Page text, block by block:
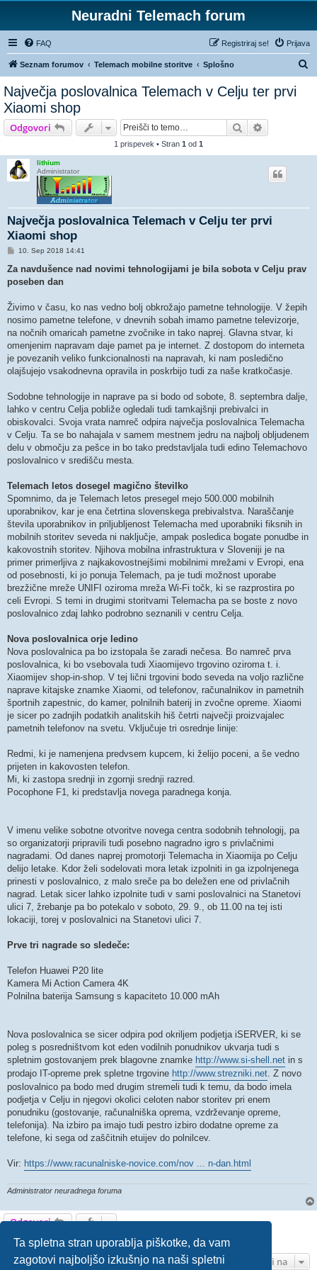
Ta spletna stran uporablja piškotke, da vam
zagotovi najboljšo izkušnjo na naši spletni
Neuradni Telemach forum
FAQ Prijava
Registriraj se!
Seznam forumov Telemach mobilne storitve Splošno
Največja poslovalnica Telemach v Celju ter prvi
Xiaomi shop
Odgovori Iskanje
1 prispevek • Stran 1 od 1
lithium
Administrator
Največja poslovalnica Telemach v Celju ter prvi
Xiaomi shop
O
g
v
10. Sep 2018 14:41
Za navdušence nad novimi tehnologijami je bila sobota v Celju prav
poseben dan
Živimo v času, ko nas vedno bolj obkrožajo pametne tehnologije. V žepih
nosimo pametne telefone, v dnevnih sobah imamo pametne televizorje,
na nočnih omaricah pametne zvočnike in tako naprej. Glavna stvar, ki
omenjenim napravam daje pamet pa je internet. Z dostopom do interneta
je povezanih veliko funkcionalnosti na napravah, ki nam posledično
olajšujejo vsakodnevna opravila in poskrbijo tudi za naše kratkočasje.
Sodobne tehnologije in naprave pa si bodo od sobote, 8. septembra dalje,
lahko v centru Celja pobliže ogledali tudi tamkajšnji prebivalci in
obiskovalci. Svoja vrata namreč odpira največja poslovalnica Telemacha
v Celju. Ta se bo nahajala v samem mestnem jedru na najbolj obljudenem
delu v območju za pešce in bo tako predstavljala tudi edino Telemachovo
poslovalnico v središču mesta.
Telemach letos dosegel magično številko
Spomnimo, da je Telemach letos presegel mejo 500.000 mobilnih
uporabnikov, kar je ena četrtina slovenskega prebivalstva. Naraščanje
števila uporabnikov in priljubljenost Telemacha med uporabniki fiksnih in
mobilnih storitev seveda ni naključje, ampak posledica bogate ponudbe in
kakovostnih storitev. Njihova mobilna infrastruktura v Sloveniji je na
primer primerljiva z najkakovostnejšimi mobilnimi mrežami v Evropi, ena
od posebnosti, ki jo ponuja Telemach, pa je tudi možnost uporabe
brezžične mreže UNIFI oziroma mreža Wi-Fi točk, ki se razprostira po
celi Evropi. S temi in drugimi storitvami Telemacha pa se boste z novo
poslovalnico zdaj lahko podrobno seznanili v centru Celja.
Nova poslovalnica orje ledino
Nova poslovalnica pa bo izstopala še zaradi nečesa. Bo namreč prva
poslovalnica, ki bo vsebovala tudi Xiaomijevo trgovino oziroma t. i.
Xiaomijev shop-in-shop. V tej lični trgovini bodo seveda na voljo različne
naprave kitajske znamke Xiaomi, od telefonov, računalnikov in pametnih
športnih zapestnic, do kamer, polnilnih baterij in zvočne opreme. Xiaomi
je sicer po zadnjih podatkih analitskih hiš četrti največji proizvajalec
pametnih telefonov na svetu. Vključuje tri osrednje linije:
Redmi, ki je namenjena predvsem kupcem, ki želijo poceni, a še vedno
prijeten in kakovosten telefon.
Mi, ki zastopa srednji in zgornji srednji razred.
Pocophone F1, ki predstavlja novega paradnega konja.
V imenu velike sobotne otvoritve novega centra sodobnih tehnologij, pa
so organizatorji pripravili tudi posebno nagradno igro s privlačnimi
nagradami. Od danes naprej promotorji Telemacha in Xiaomija po Celju
delijo letake. Kdor želi sodelovati mora letak izpolniti in ga izpolnjenega
prinesti v poslovalnico, z malo sreče pa bo deležen ene od privlačnih
nagrad. Letak sicer lahko izpolnite tudi v sami poslovalnici na Stanetovi
ulici 7, žrebanje pa bo potekalo v soboto, 29. 9., ob 11.00 na tej isti
lokaciji, torej v poslovalnici na Stanetovi ulici 7.
Prve tri nagrade so sledeče:
Telefon Huawei P20 lite
Kamera Mi Action Camera 4K
Polnilna baterija Samsung s kapaciteto 10.000 mAh
Nova poslovalnica se sicer odpira pod okriljem podjetja iSERVER, ki se
poleg s posredništvom kot eden vodilnih ponudnikov ukvarja tudi s
spletnim gostovanjem prek blagovne znamke http://www.si-shell.net in s
prodajo IT-opreme prek spletne trgovine http://www.strezniki.net. Z novo
poslovalnico pa bodo med drugim stremeli tudi k temu, da bodo imela
podjetja v Celju in njegovi okolici celoten nabor storitev pri enem
ponudniku (gostovanje, računalniška oprema, vzdrževanje opreme,
telefonija). Na izbiro pa imajo tudi pestro izbiro dodatne opreme za
telefone, ki sega od zaščitnih etuijev do polnilcev.
Vir: https://www.racunalniske-novice.com/nov ... n-dan.html
Administrator neuradnega foruma
Odgovori
1 prispevek • Stran od
Pojdi na